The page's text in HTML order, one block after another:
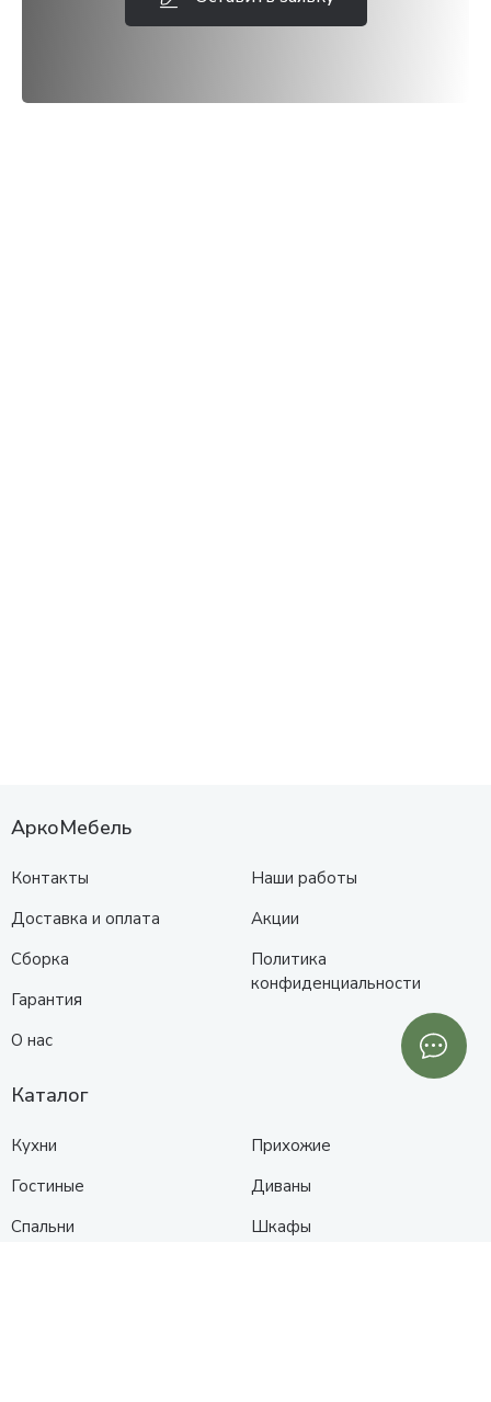
АркоМебель
Контакты
Доставка и оплата
Сборка
Гарантия
О нас
Наши работы
Акции
Политика
конфиденциальности
Каталог
Кухни
Гостиные
Спальни
Прихожие
Диваны
Шкафы